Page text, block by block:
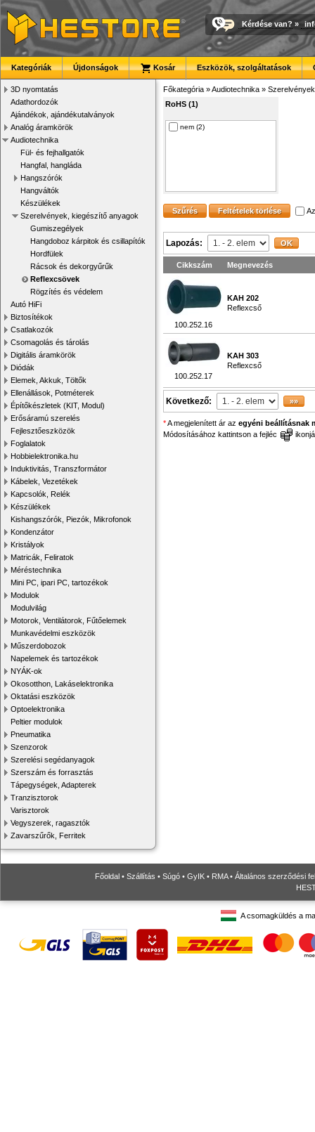
Kérdése van? »
Kategóriák Újdonságok Kosár Eszközök, szolgáltatások
3D nyomtatás
Adathordozók
Ajándékok, ajándékutalványok
Analóg áramkörök
Audiotechnika
Fül- és fejhallgatók
Hangfal, hangláda
Hangszórók
Hangváltók
Készülékek
Szerelvények, kiegészítő anyagok
Gumiszegélyek
Hangdoboz kárpitok és csillapítók
Hordfülek
Rácsok és dekorgyűrűk
Reflexcsövek
Rögzítés és védelem
Autó HiFi
Biztosítékok
Csatlakozók
Csomagolás és tárolás
Digitális áramkörök
Diódák
Elemek, Akkuk, Töltők
Ellenállások, Potméterek
Építőkészletek (KIT, Modul)
Erősáramú szerelés
Fejlesztőeszközök
Foglalatok
Hobbielektronika.hu
Induktivitás, Transzformátor
Kábelek, Vezetékek
Kapcsolók, Relék
Készülékek
Kishangszórók, Piezók, Mikrofonok
Kondenzátor
Kristályok
Matricák, Feliratok
Méréstechnika
Mini PC, ipari PC, tartozékok
Modulok
Modulvilág
Motorok, Ventilátorok, Fűtőelemek
Munkavédelmi eszközök
Műszerdobozok
Napelemek és tartozékok
NYÁK-ok
Okosotthon, Lakáselektronika
Oktatási eszközök
Optoelektronika
Peltier modulok
Pneumatika
Szenzorok
Szerelési segédanyagok
Szerszám és forrasztás
Tápegységek, Adapterek
Tranzisztorok
Varisztorok
Vegyszerek, ragasztók
Zavarszűrők, Ferritek
Főkategória »Audiotechnika »
RoHS (1)
nem (2)
Lapozás:
Cikkszám Megnevezés
100.252.16
KAH 202
Reflexcső
100.252.17
KAH 303
Reflexcső
Következő:
*A megjelenített ár az egyéni beállításnak
Módosításához kattintson a fejléc
Főoldal • Szállítás • Súgó • GyIK • RMA• Általános szerződési
A csomagküldés a